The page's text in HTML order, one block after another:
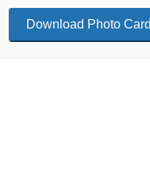
Download Photo Card